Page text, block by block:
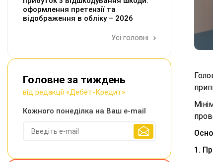
1.
оформлення претензії та
відображення в обліку – 2026
Усі головні
Головне за тиждень
від редакції «Дебет-Кредит»
Кожного понеділка на Ваш e-mail